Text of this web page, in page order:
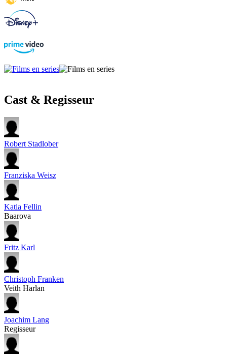
Cast & Regisseur
Robert Stadlober
Franziska Weisz
Katia Fellin
Baarova
Fritz Karl
Christoph Franken
Veith Harlan
Joachim Lang
Regisseur